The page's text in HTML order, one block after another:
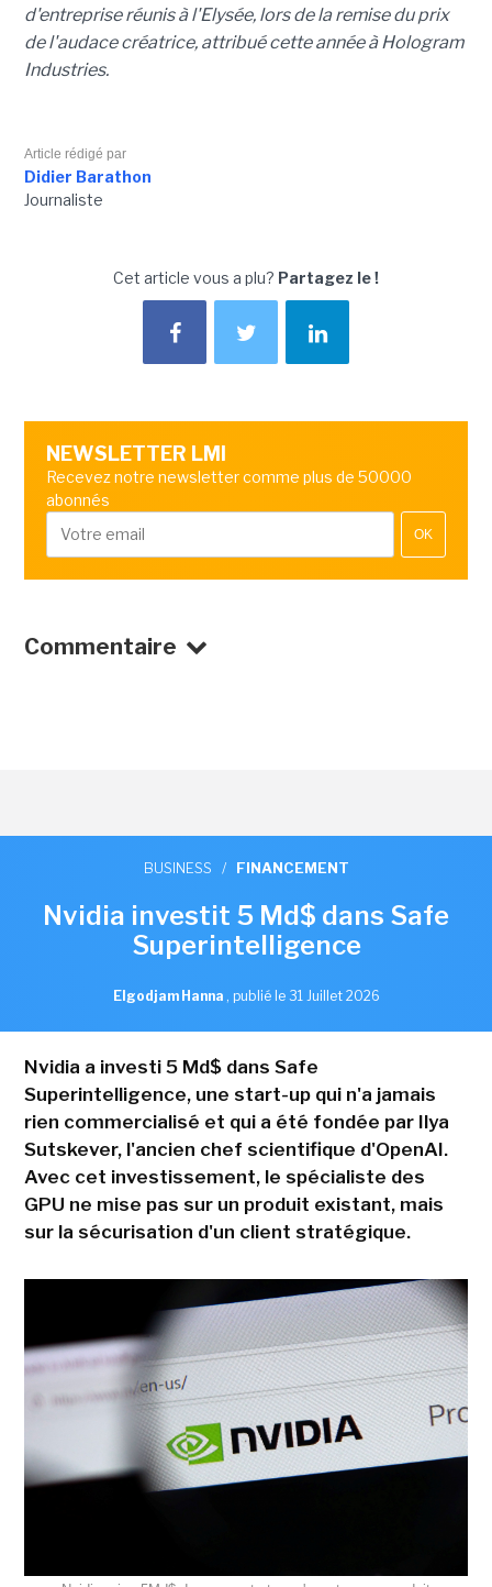
d'entreprise réunis à l'Elysée, lors de la remise du prix
de l'audace créatrice, attribué cette année à Hologram
Industries.
Article rédigé par
Didier Barathon
Journaliste
Cet article vous a plu? Partagez le !
NEWSLETTER LMI
Recevez notre newsletter comme plus de 50000
abonnés
OK
Commentaire
BUSINESS / FINANCEMENT
Nvidia investit 5 Md$ dans Safe
Superintelligence
Elgodjam Hanna , publié le 31 Juillet 2026
Nvidia a investi 5 Md$ dans Safe
Superintelligence, une start-up qui n'a jamais
rien commercialisé et qui a été fondée par Ilya
Sutskever, l'ancien chef scientifique d'OpenAI.
Avec cet investissement, le spécialiste des
GPU ne mise pas sur un produit existant, mais
sur la sécurisation d'un client stratégique.